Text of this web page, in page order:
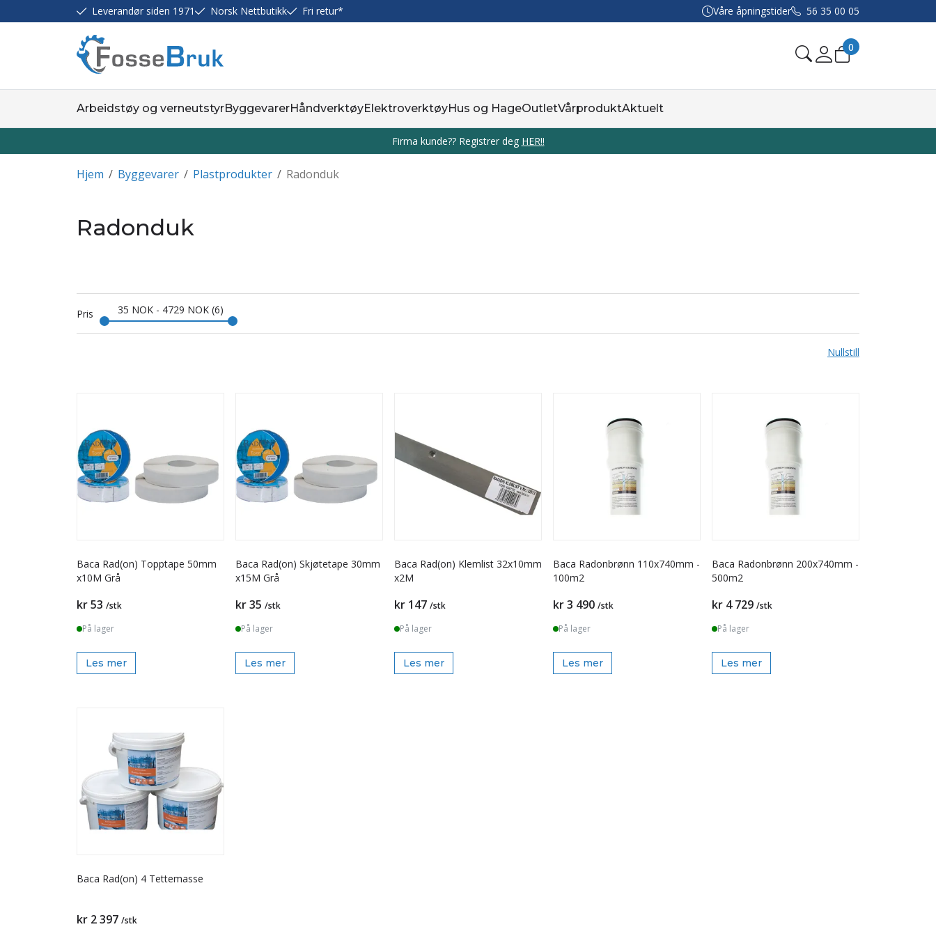
Leverandør siden 1971 Norsk Nettbutikk Fri retur* Våre åpningstider 56 35 00 05
0
Arbeidstøy og verneutstyrByggevarerHåndverktøyElektroverktøyHus og HageOutletVårproduktAktuelt
Firma kunde?? Registrer deg HER!!
/
Hjem /
Byggevarer /
Plastprodukter Radonduk
Radonduk
Pris 35 NOK - 4729 NOK 6
Nullstill
Baca Rad(on) Topptape 50mm
x10M Grå
kr 53 /stk
På lager
Les mer
Baca Rad(on) Skjøtetape 30mm
x15M Grå
kr 35 /stk
På lager
Les mer
Baca Rad(on) Klemlist 32x10mm
x2M
kr 147 /stk
På lager
Les mer
Baca Radonbrønn 110x740mm -
100m2
kr 3 490 /stk
På lager
Les mer
Baca Radonbrønn 200x740mm -
500m2
kr 4 729 /stk
På lager
Les mer
Baca Rad(on) 4 Tettemasse
kr 2 397 /stk